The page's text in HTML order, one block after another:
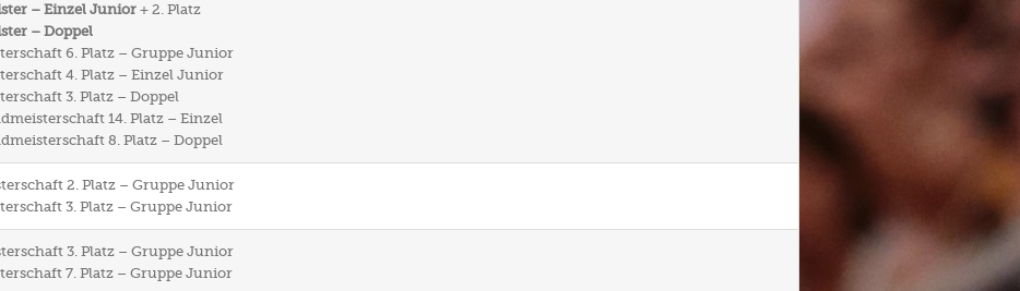
– Einzel Junior + 2. Platz
– Doppel
6. Platz – Gruppe Junior
4. Platz – Einzel Junior
3. Platz – Doppel
14. Platz – Einzel
8. Platz – Doppel
2. Platz – Gruppe Junior
3. Platz – Gruppe Junior
3. Platz – Gruppe Junior
7. Platz – Gruppe Junior